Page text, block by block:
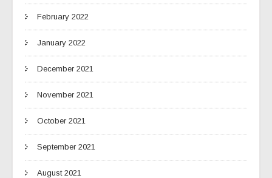
February 2022
January 2022
December 2021
November 2021
October 2021
September 2021
August 2021